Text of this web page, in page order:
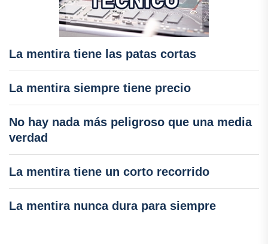
La mentira tiene las patas cortas
La mentira siempre tiene precio
No hay nada más peligroso que una media
verdad
La mentira tiene un corto recorrido
La mentira nunca dura para siempre